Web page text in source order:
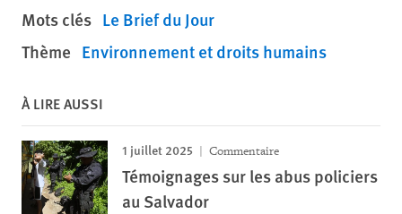
Mots clés Le Brief du Jour
Thème Environnement et droits humains
À LIRE AUSSI
1 juillet 2025 Commentaire
Témoignages sur les abus policiers
au Salvador